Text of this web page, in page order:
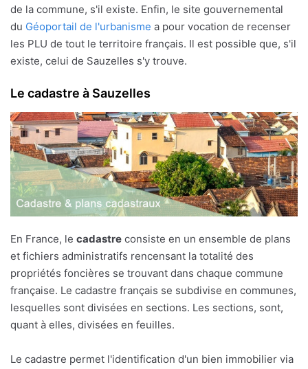
de la commune, s'il existe. Enfin, le site gouvernemental
du Géoportail de l'urbanisme a pour vocation de recenser
les PLU de tout le territoire français. Il est possible que, s'il
existe, celui de Sauzelles s'y trouve.
Le cadastre à Sauzelles
En France, le cadastre consiste en un ensemble de plans
et fichiers administratifs rencensant la totalité des
propriétés foncières se trouvant dans chaque commune
française. Le cadastre français se subdivise en communes,
lesquelles sont divisées en sections. Les sections, sont,
quant à elles, divisées en feuilles.
Le cadastre permet l'identification d'un bien immobilier via